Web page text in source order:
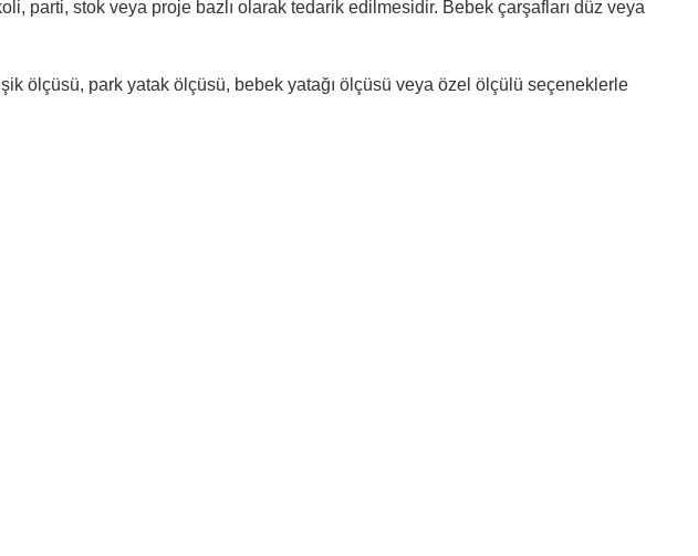
parti, stok veya proje bazlı olarak tedarik edilmesidir. Bebek çarşafları düz veya
ölçüsü, park yatak ölçüsü, bebek yatağı ölçüsü veya özel ölçülü seçeneklerle